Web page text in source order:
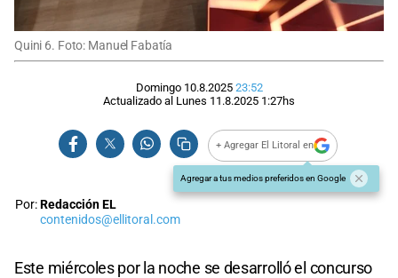
Quini 6. Foto: Manuel Fabatía
Domingo 10.8.2025 23:52
Actualizado al Lunes 11.8.2025 1:27hs
+ Agregar El Litoral en
Agregar a tus medios preferidos en Google
Por:Redacción EL
contenidos@ellitoral.com
Este miércoles por la noche se desarrolló el concurso